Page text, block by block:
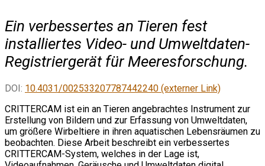
Ein verbessertes an Tieren fest
installiertes Video- und Umweltdaten-
Registriergerät für Meeresforschung.
DOI: 10.4031/002533207787442240 (externer Link)
CRITTERCAM ist ein an Tieren angebrachtes Instrument zur
Erstellung von Bildern und zur Erfassung von Umweltdaten,
um größere Wirbeltiere in ihren aquatischen Lebensräumen zu
beobachten. Diese Arbeit beschreibt ein verbessertes
CRITTERCAM-System, welches in der Lage ist,